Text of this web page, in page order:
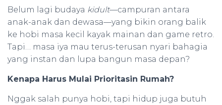
Belum lagi budaya kidult—campuran antara
anak-anak dan dewasa—yang bikin orang balik
ke hobi masa kecil kayak mainan dan game retro.
Tapi… masa iya mau terus-terusan nyari bahagia
yang instan dan lupa bangun masa depan?
Kenapa Harus Mulai Prioritasin Rumah?
Nggak salah punya hobi, tapi hidup juga butuh